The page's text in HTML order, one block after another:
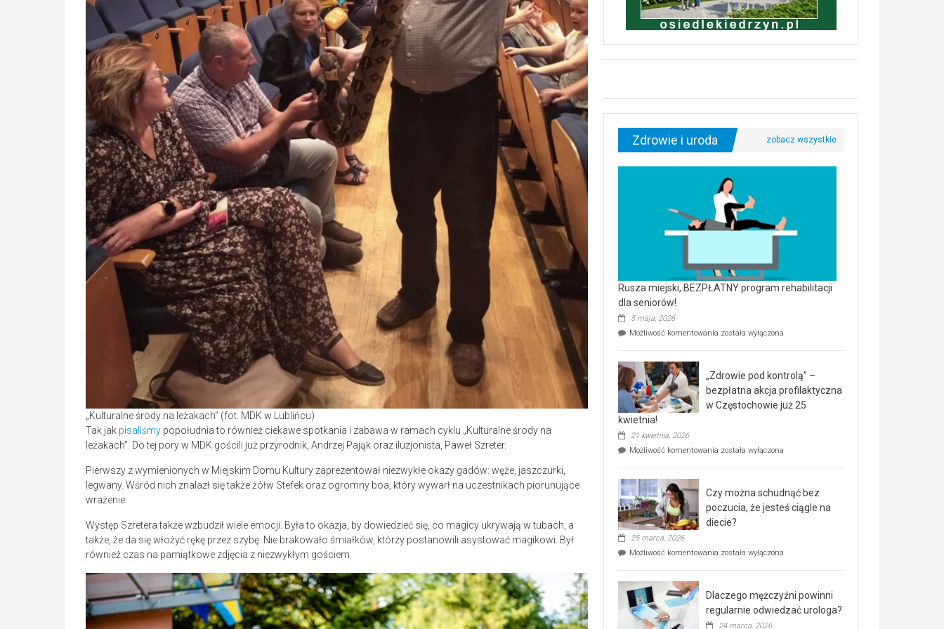
„Kulturalne środy na leżakach” (fot. MDK w Lublińcu)
Tak jak pisaliśmy popołudnia to również ciekawe spotkania i zabawa w ramach cyklu „Kulturalne środy na
leżakach”. Do tej pory w MDK gościli już przyrodnik, Andrzej Pająk oraz iluzjonista, Paweł Szreter.
Pierwszy z wymienionych w Miejskim Domu Kultury zaprezentował niezwykłe okazy gadów: węże, jaszczurki,
legwany. Wśród nich znalazł się także żółw Stefek oraz ogromny boa, który wywarł na uczestnikach piorunujące
wrażenie.
Występ Szretera także wzbudził wiele emocji. Była to okazja, by dowiedzieć się, co magicy ukrywają w tubach, a
także, że da się włożyć rękę przez szybę. Nie brakowało śmiałków, którzy postanowili asystować magikowi. Był
również czas na pamiątkowe zdjęcia z niezwykłym gościem.
Zdrowie i uroda
Rusza miejski, BEZPŁATNY program rehabilitacji
dla seniorów!
5 maja, 2026
Możliwość komentowania Rusza
rehabilitacji
dla
seniorów!
została wyłączona
„Zdrowie pod kontrolą” –
bezpłatna akcja profilaktyczna
w Częstochowie już 25
kwietnia!
21 kwietnia, 2026
Możliwość komentowania „Zdrowie
bezpłatna
akcja
profilaktyczna
w
już
kwietnia!
została wyłączona
Czy można schudnąć bez
poczucia, że jesteś ciągle na
diecie?
25 marca, 2026
Możliwość komentowania Czy
poczucia,
że
została wyłączona
Dlaczego mężczyźni powinni
regularnie odwiedzać urologa?
24 marca, 2026